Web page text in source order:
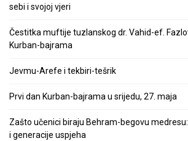
sebi i svojoj vjeri
Čestitka muftije tuzlanskog dr. Vahid-ef.
Kurban-bajrama
Jevmu-Arefe i tekbiri-tešrik
Prvi dan Kurban-bajrama u srijedu, 27. maja
Zašto učenici biraju Behram-begovu
i generacije uspjeha